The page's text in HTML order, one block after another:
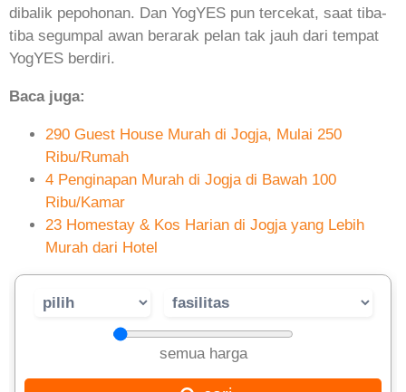
dibalik pepohonan. Dan YogYES pun tercekat, saat tiba-
tiba segumpal awan berarak pelan tak jauh dari tempat
YogYES berdiri.
Baca juga:
290 Guest House Murah di Jogja, Mulai 250
Ribu/Rumah
4 Penginapan Murah di Jogja di Bawah 100
Ribu/Kamar
23 Homestay & Kos Harian di Jogja yang Lebih
Murah dari Hotel
semua harga